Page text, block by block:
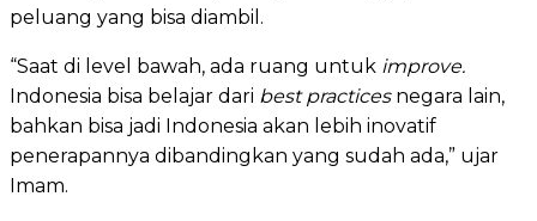
peluang yang bisa diambil.
“Saat di level bawah, ada ruang untuk improve.
Indonesia bisa belajar dari best practices negara lain,
bahkan bisa jadi Indonesia akan lebih inovatif
penerapannya dibandingkan yang sudah ada,” ujar
Imam.